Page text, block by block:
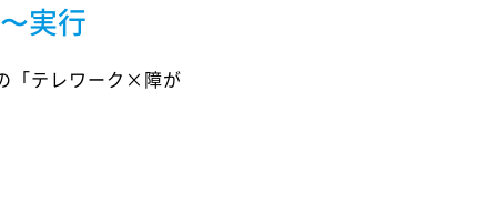
実行
「テレワーク×障が